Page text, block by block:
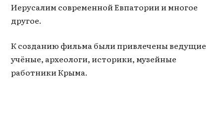
Иерусалим современной Евпатории и многое
другое.
К созданию фильма были привлечены ведущие
учёные, археологи, историки, музейные
работники Крыма.